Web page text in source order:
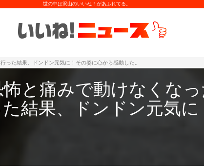
世の中は沢山のいいね！があふれてる。
た結果、ドンドン元気に！その姿に心から感動した。
と痛みで動けなくな
結果、ドンドン元気